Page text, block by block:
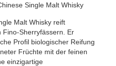
Single Malt Whisky
Malt Whisky reift
Fino-Sherryfässern. Er
Profil biologischer Reifung
Früchte mit der feinen
einzigartige